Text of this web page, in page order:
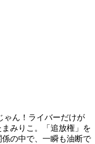
ん！ライバーだけが
みりこ。「追放権」を
の中で、一瞬も油断で